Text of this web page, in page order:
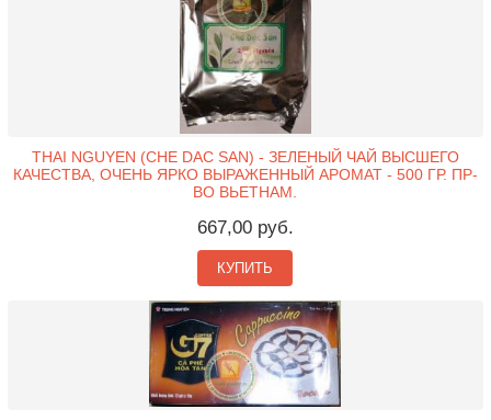
THAI NGUYEN (CHE DAC SAN) - ЗЕЛЕНЫЙ ЧАЙ ВЫСШЕГО
КАЧЕСТВА, ОЧЕНЬ ЯРКО ВЫРАЖЕННЫЙ АРОМАТ - 500 ГР. ПР-
ВО ВЬЕТНАМ.
667,00 руб.
КУПИТЬ